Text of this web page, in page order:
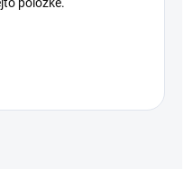
položke.